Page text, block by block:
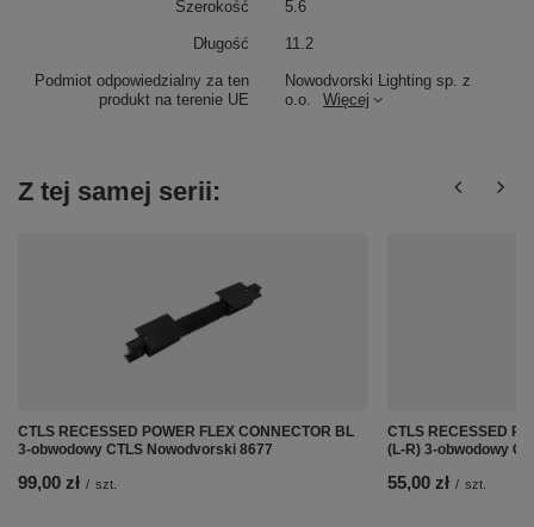
Podmiot odpowiedzialny za ten
produkt na terenie UE
Nowodvorski Lighting sp. z
o.o.
Więcej
Szerokość 5.6
Długość 11.2
Z tej samej serii:
CTLS RECESSED POWER FLEX CONNECTOR BL
3-obwodowy CTLS Nowodvorski 8677
99,00 zł / szt.
CTLS RECESSED
(L-R) 3-obwodowy
55,00 zł / szt.